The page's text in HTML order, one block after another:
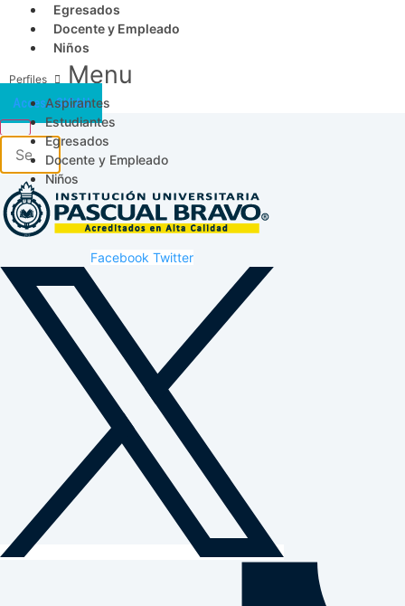
Egresados
Docente y Empleado
Niños
Menu
Aspirantes
Estudiantes
Egresados
Docente y Empleado
Niños
Acceso SICAU
Facebook Twitter